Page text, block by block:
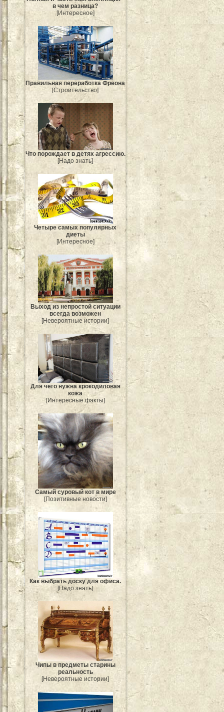
в чем разница?
[Интересное]
Правильная переработка Фреона
[Строительство]
Что порождает в детях агрессию.
[Надо знать]
Четыре самых популярных
диеты
[Интересное]
Выход из непростой ситуации
всегда возможен
[Невероятные истории]
Для чего нужна крокодиловая
кожа
[Интересные факты]
Самый суровый кот в мире
[Позитивные новости]
Как выбрать доску для офиса.
[Надо знать]
Чипы в предметы старины
реальность
[Невероятные истории]